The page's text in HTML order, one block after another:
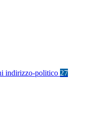
indirizzo-politico 27